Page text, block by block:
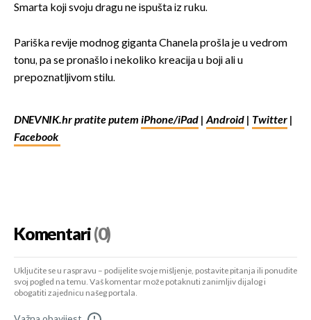
Smarta koji svoju dragu ne ispušta iz ruku.
Pariška revije modnog giganta Chanela prošla je u vedrom
tonu, pa se pronašlo i nekoliko kreacija u boji ali u
prepoznatljivom stilu.
DNEVNIK.hr pratite putem iPhone/iPad |Android | Twitter |
Facebook
Komentari(0)
Uključite se u raspravu – podijelite svoje mišljenje, postavite pitanja ili ponudite
svoj pogled na temu. Vaš komentar može potaknuti zanimljiv dijalog i
obogatiti zajednicu našeg portala.